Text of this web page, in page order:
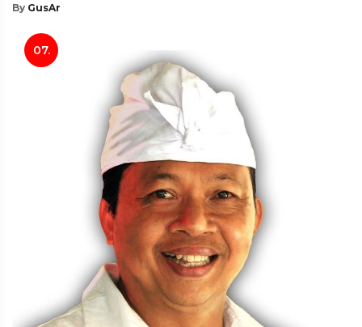
By GusAr
07.